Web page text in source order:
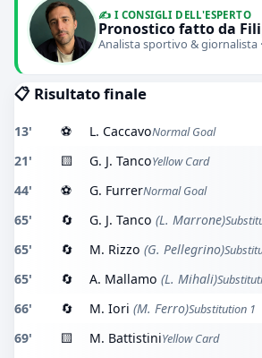
✍️ I CONSIGLI DELL'ESPERTO
Pronostico fatto da
Analista sportivo & giornalista
📋 Risultato finale
13' ⚽ L. CaccavoNormal Goal
21' 🟨 G. J. TancoYellow Card
44' ⚽ G. FurrerNormal Goal
65' 🔄 G. J. Tanco (L. Marrone)
65' 🔄 M. Rizzo (G. Pellegrino)
65' 🔄 A. Mallamo (L. Mihali)
66' 🔄 M. Iori (M. Ferro)Substitution 1
69' 🟨 M. BattistiniYellow Card